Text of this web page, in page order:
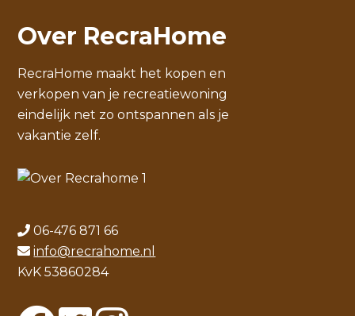
Over RecraHome
RecraHome maakt het kopen en
verkopen van je recreatiewoning
eindelijk net zo ontspannen als je
vakantie zelf.
06-476 871 66
info@recrahome.nl
KvK 53860284